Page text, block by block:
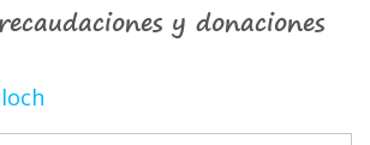
y donaciones